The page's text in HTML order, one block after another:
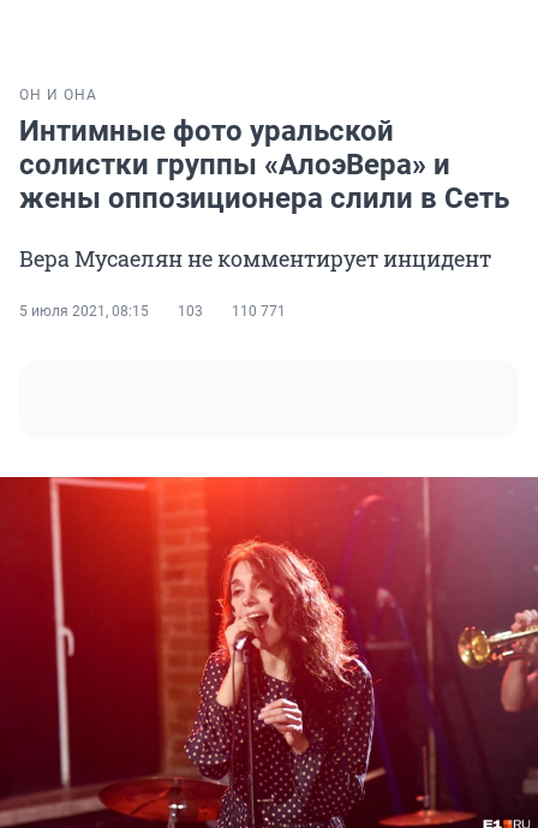
ОН И ОНА
Интимные фото уральской
солистки группы «АлоэВера» и
жены оппозиционера слили в Сеть
Вера Мусаелян не комментирует инцидент
5 июля 2021, 08:15 103 110 771